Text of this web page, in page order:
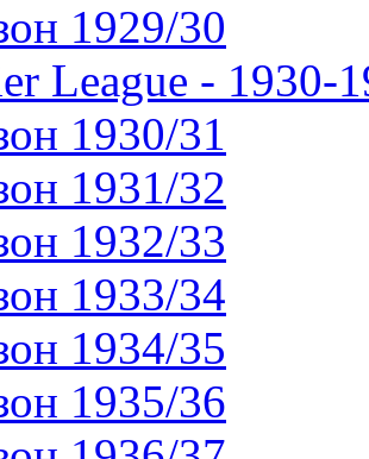
1929/30
League - 1930-
1930/31
1931/32
1932/33
1933/34
1934/35
1935/36